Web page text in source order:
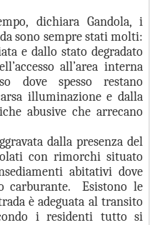
dichiara Gandola, i
sono sempre stati molti:
e dallo stato degradato
all’area interna
dove spesso restano
illuminazione e dalla
abusive che arrecano
dalla presenza del
con rimorchi situato
abitativi dove
carburante.
Esistono le
è adeguata al transito
i residenti tutto si